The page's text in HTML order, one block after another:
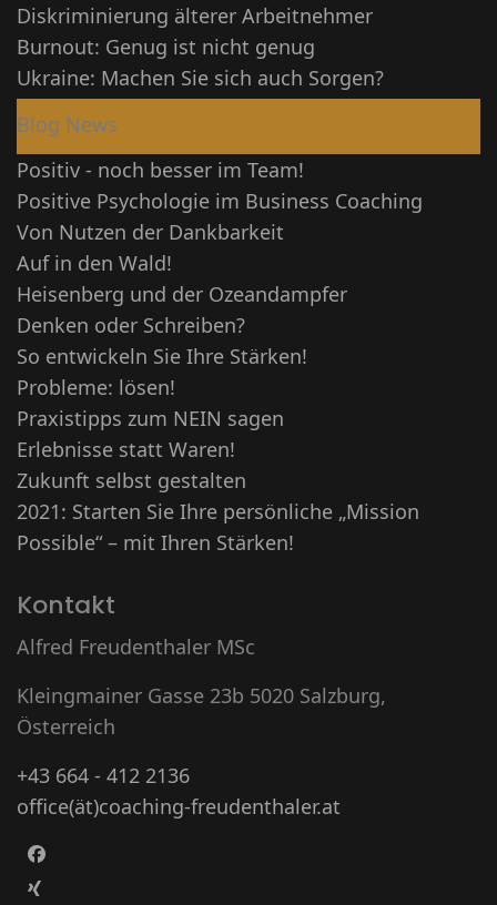
Diskriminierung älterer Arbeitnehmer
Burnout: Genug ist nicht genug
Ukraine: Machen Sie sich auch Sorgen?
Blog News
Positiv - noch besser im Team!
Positive Psychologie im Business Coaching
Von Nutzen der Dankbarkeit
Auf in den Wald!
Heisenberg und der Ozeandampfer
Denken oder Schreiben?
So entwickeln Sie Ihre Stärken!
Probleme: lösen!
Praxistipps zum NEIN sagen
Erlebnisse statt Waren!
Zukunft selbst gestalten
2021: Starten Sie Ihre persönliche „Mission
Possible“ – mit Ihren Stärken!
Kontakt
Alfred Freudenthaler MSc
Kleingmainer Gasse 23b 5020 Salzburg,
Österreich
+43 664 - 412 2136
office(ät)coaching-freudenthaler.at